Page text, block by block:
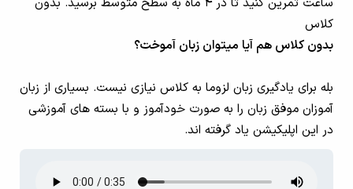
کلاس
بدون کلاس هم آیا میتوان زبان آموخت؟
بله برای یادگیری زبان لزوما به کلاس نیازی نیست. بسیاری از زبان
آموزان موفق زبان را به صورت خودآموز و با بسته های آموزشی
در این اپلیکیشن یاد گرفته اند.